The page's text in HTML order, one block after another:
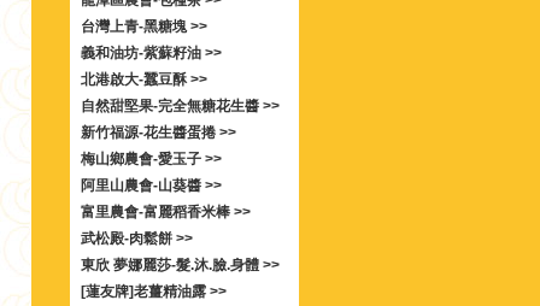
台灣上青-黑糖塊 >>
義和油坊-紫蘇籽油 >>
北港啟大-蠶豆酥 >>
自然甜堅果-完全無糖花生醬 >>
新竹福源-花生醬蛋捲 >>
梅山鄉農會-愛玉子 >>
阿里山農會-山葵醬 >>
富里農會-富麗稻香米棒 >>
武松殿-肉鬆餅 >>
東欣 夢娜麗莎-髮.沐.臉.身體 >>
[蓮友牌]老薑精油露 >>